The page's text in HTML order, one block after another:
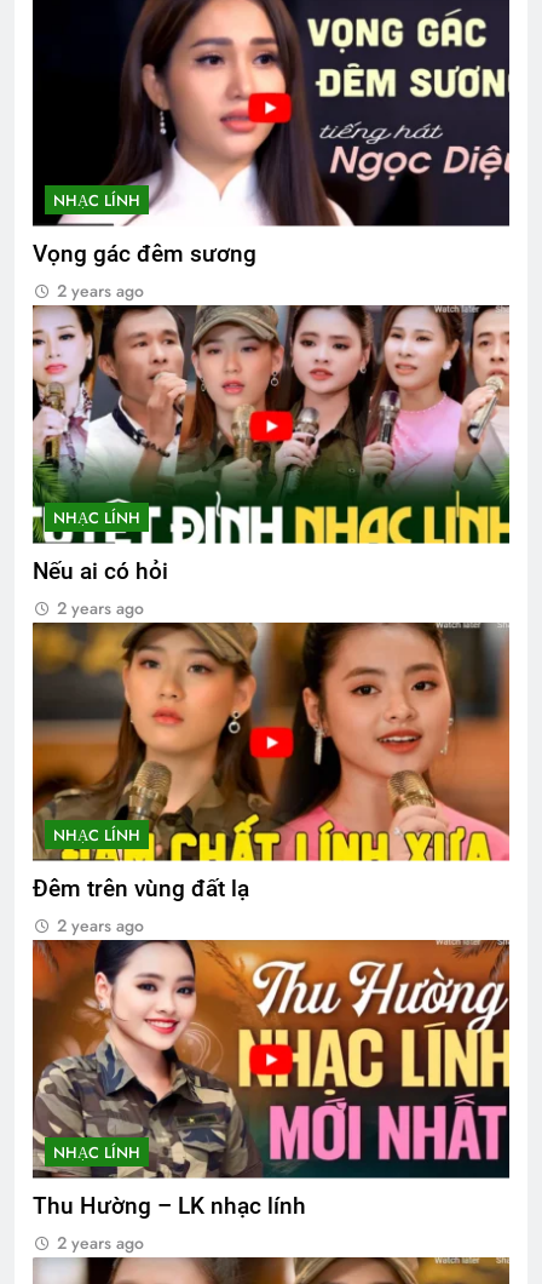
NHẠC LÍNH
Vọng gác đêm sương
2 years ago
NHẠC LÍNH
Nếu ai có hỏi
2 years ago
NHẠC LÍNH
Đêm trên vùng đất lạ
2 years ago
NHẠC LÍNH
Thu Hường – LK nhạc lính
2 years ago